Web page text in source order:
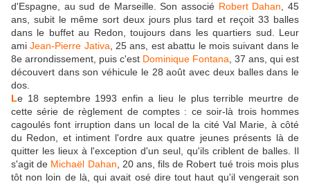
d'Espagne, au sud de Marseille. Son associé Robert Dahan , 45
ans, subit le même sort deux jours plus tard et reçoit 33 balles
dans le buffet au Redon, toujours dans les quartiers sud. Leur
amiJean-Pierre Jativa , 25 ans, est abattu le mois suivant dans le
8e arrondissement, puis c'est Dominique Fontana , 37 ans, qui est
découvert dans son véhicule le 28 août avec deux balles dans le
dos.
Le 18 septembre 1993 enfin a lieu le plus terrible meurtre de
cette série de règlement de comptes : ce soir-là trois hommes
cagoulés font irruption dans un local de la cité Val Marie, à côté
du Redon, et intiment l'ordre aux quatre jeunes présents là de
quitter les lieux à l'exception d'un seul, qu'ils criblent de balles. Il
s'agit de Michaël Dahan , 20 ans, fils de Robert tué trois mois plus
tôt non loin de là, qui avait osé dire tout haut qu'il vengerait son